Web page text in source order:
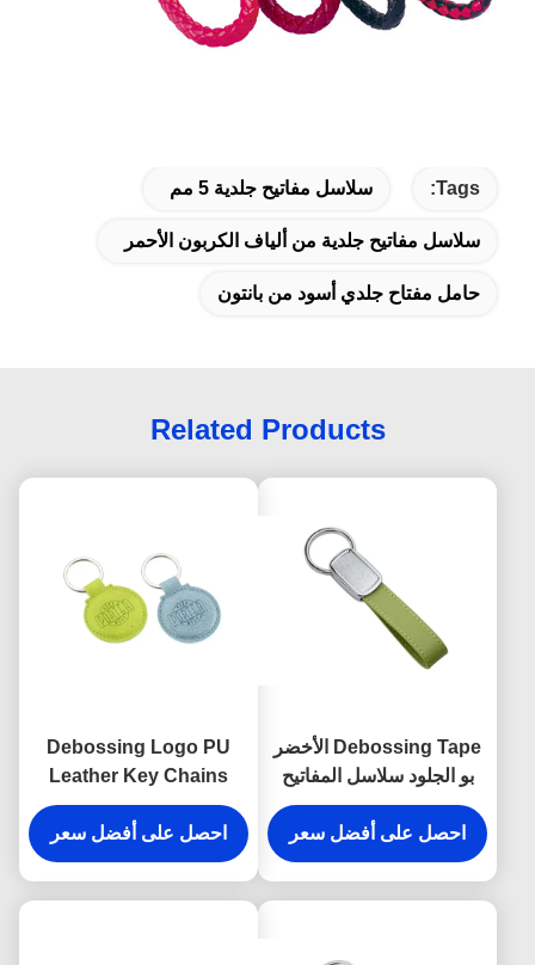
Tags: سلاسل مفاتيح جلدية 5 مم
سلاسل مفاتيح جلدية من ألياف الكربون الأحمر
حامل مفتاح جلدي أسود من بانتون
Related Products
Debossing Tape الأخضر
بو الجلود سلاسل المفاتيح
حزام الايبوكسي القبة
احصل على أفضل سعر
Debossing Logo PU
Leather Key Chains
Holder Round 6.5mm
Thickness
احصل على أفضل سعر